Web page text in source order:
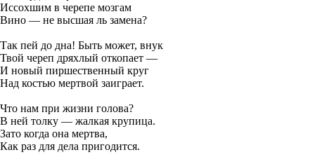
Иссохшим в черепе мозгам
Вино — не высшая ль замена?
Так пей до дна! Быть может, внук
Твой череп дряхлый откопает —
И новый пиршественный круг
Над костью мертвой заиграет.
Что нам при жизни голова?
В ней толку — жалкая крупица.
Зато когда она мертва,
Как раз для дела пригодится.